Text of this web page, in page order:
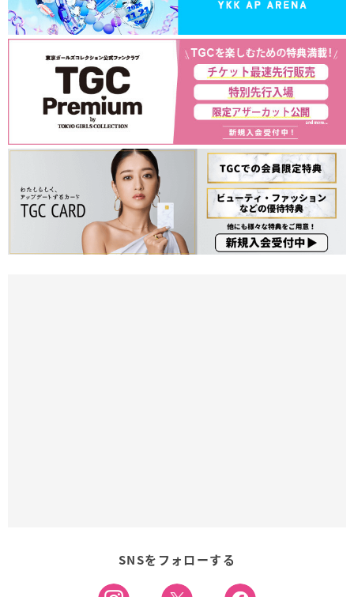
SNSをフォローする